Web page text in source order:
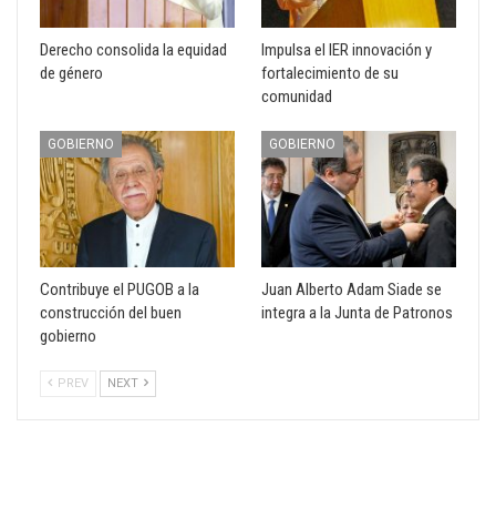
Derecho consolida la equidad
de género
Impulsa el IER innovación y
fortalecimiento de su
comunidad
GOBIERNO
Contribuye el PUGOB a la
construcción del buen
gobierno
GOBIERNO
Juan Alberto Adam Siade se
integra a la Junta de Patronos
PREV NEXT